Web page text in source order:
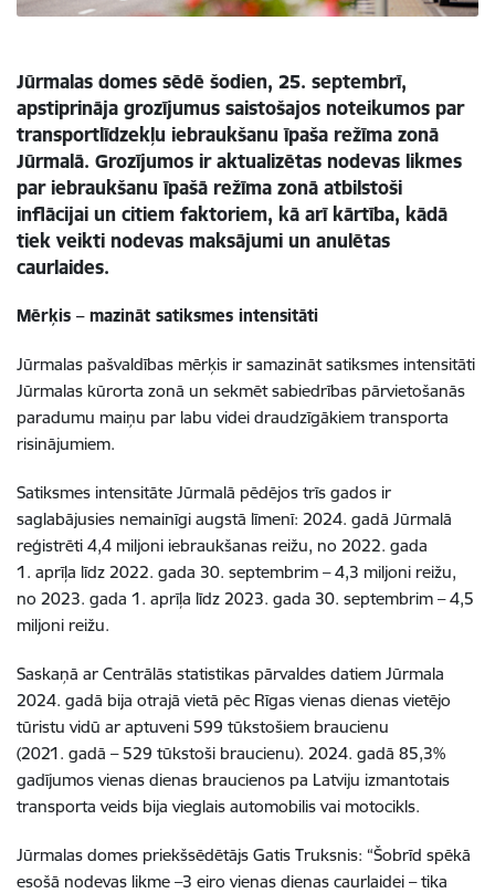
Jūrmalas domes sēdē šodien, 25. septembrī,
apstiprināja grozījumus saistošajos noteikumos par
transportlīdzekļu iebraukšanu īpaša režīma zonā
Jūrmalā. Grozījumos ir aktualizētas nodevas likmes
par iebraukšanu īpašā režīma zonā atbilstoši
inflācijai un citiem faktoriem, kā arī kārtība, kādā
tiek veikti nodevas maksājumi un anulētas
caurlaides.
Mērķis – mazināt satiksmes intensitāti
Jūrmalas pašvaldības mērķis ir samazināt satiksmes intensitāti
Jūrmalas kūrorta zonā un sekmēt sabiedrības pārvietošanās
paradumu maiņu par labu videi draudzīgākiem transporta
risinājumiem.
Satiksmes intensitāte Jūrmalā pēdējos trīs gados ir
saglabājusies nemainīgi augstā līmenī: 2024. gadā Jūrmalā
reģistrēti 4,4 miljoni iebraukšanas reižu, no 2022. gada
1. aprīļa līdz 2022. gada 30. septembrim – 4,3 miljoni reižu,
no 2023. gada 1. aprīļa līdz 2023. gada 30. septembrim – 4,5
miljoni reižu.
Saskaņā ar Centrālās statistikas pārvaldes datiem Jūrmala
2024. gadā bija otrajā vietā pēc Rīgas vienas dienas vietējo
tūristu vidū ar aptuveni 599 tūkstošiem braucienu
(2021. gadā – 529 tūkstoši braucienu). 2024. gadā 85,3%
gadījumos vienas dienas braucienos pa Latviju izmantotais
transporta veids bija vieglais automobilis vai motocikls.
Jūrmalas domes priekšsēdētājs Gatis Truksnis: “Šobrīd spēkā
esošā nodevas likme –3 eiro vienas dienas caurlaidei – tika